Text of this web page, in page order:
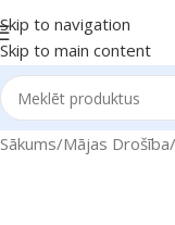
Skip to navigation
Skip to main content
Sākums/Mājas Drošība/